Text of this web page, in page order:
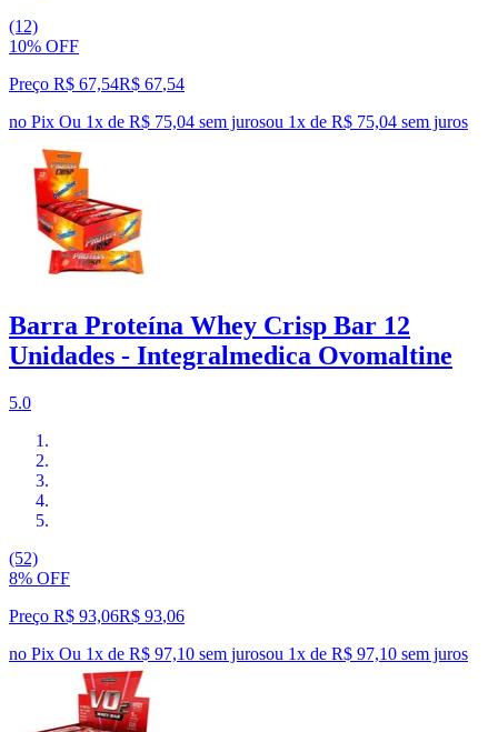
(12)
10% OFF
Preço R$ 67,54R$ 67,54
no Pix Ou 1x de R$ 75,04 sem jurosou 1x de R$ 75,04 sem juros
Barra Proteína Whey Crisp Bar 12
Unidades - Integralmedica Ovomaltine
5.0
(52)
8% OFF
Preço R$ 93,06R$ 93,06
no Pix Ou 1x de R$ 97,10 sem jurosou 1x de R$ 97,10 sem juros